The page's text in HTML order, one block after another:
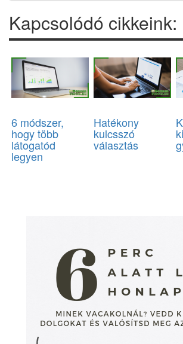
Kapcsolódó cikkeink:
6 módszer,
hogy több
látogatód
legyen
Hatékony
kulcsszó
választás